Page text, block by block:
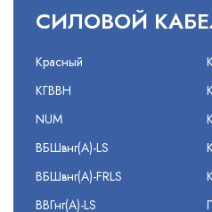
СИЛОВОЙ
Красный
КГВВН
NUM
ВБШвнг(А)-LS
ВБШвнг(А)-FRLS
ВВГнг(А)-LS